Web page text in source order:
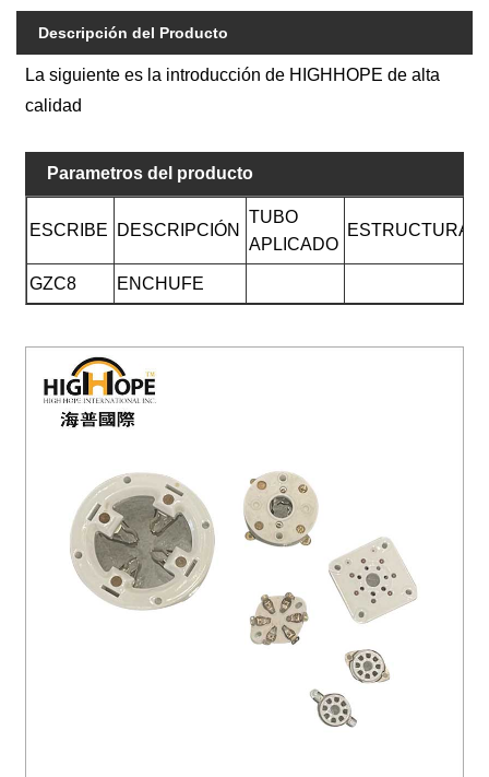
Descripción del Producto
La siguiente es la introducción de HIGHHOPE de alta
calidad
Parametros del producto
ESCRIBE DESCRIPCIÓN
TUBO
APLICADO
ESTRUCTURA
GZC8 ENCHUFE